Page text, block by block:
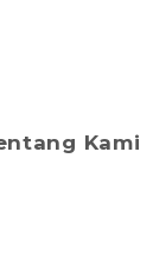
Kami